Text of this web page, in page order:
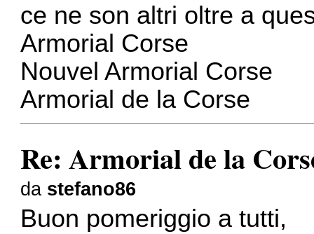
ce ne son altri oltre a
Armorial Corse
Nouvel Armorial Corse
Armorial de la Corse
Re: Armorial de la
da stefano86
Buon pomeriggio a tutti,